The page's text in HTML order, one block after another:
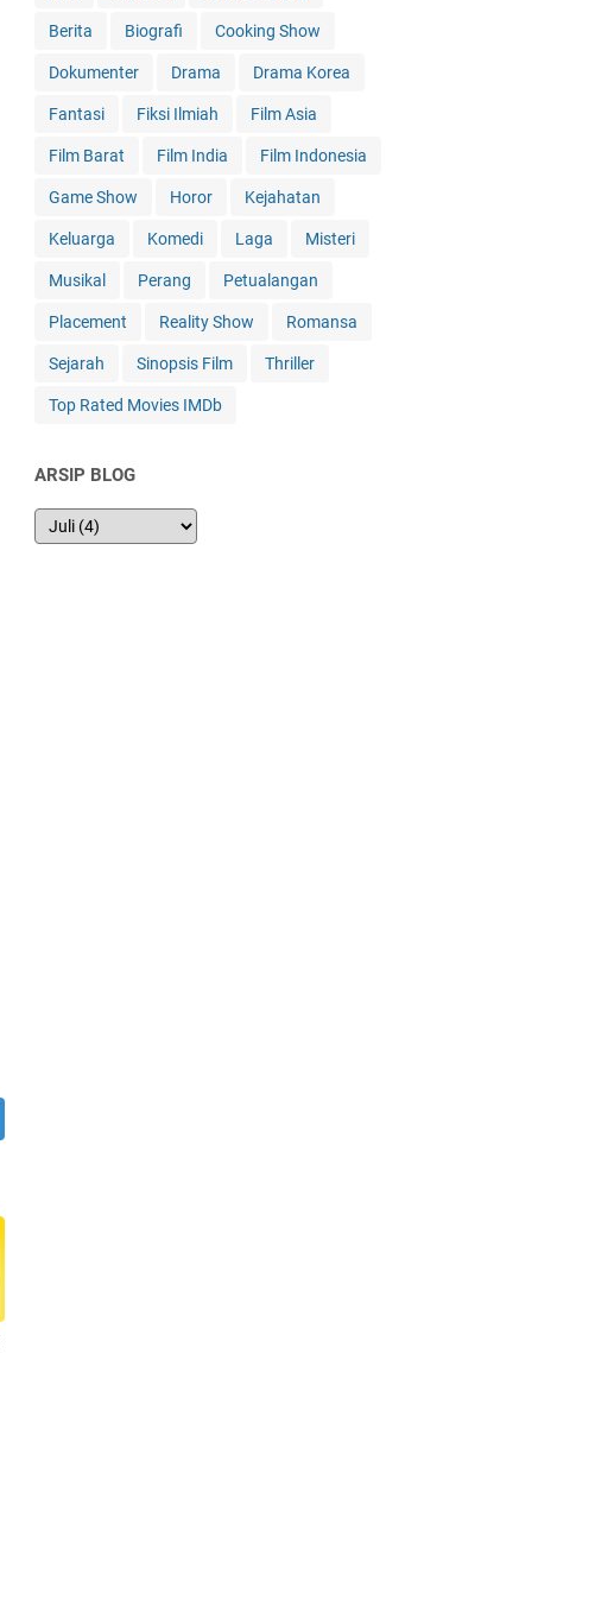
Berita Biografi Cooking Show
Dokumenter Drama Drama Korea
Fantasi Fiksi Ilmiah Film Asia
Film Barat Film India Film Indonesia
Game Show Horor Kejahatan
Keluarga Komedi Laga Misteri
Musikal Perang Petualangan
Placement Reality Show Romansa
Sejarah Sinopsis Film Thriller
Top Rated Movies IMDb
ARSIP BLOG